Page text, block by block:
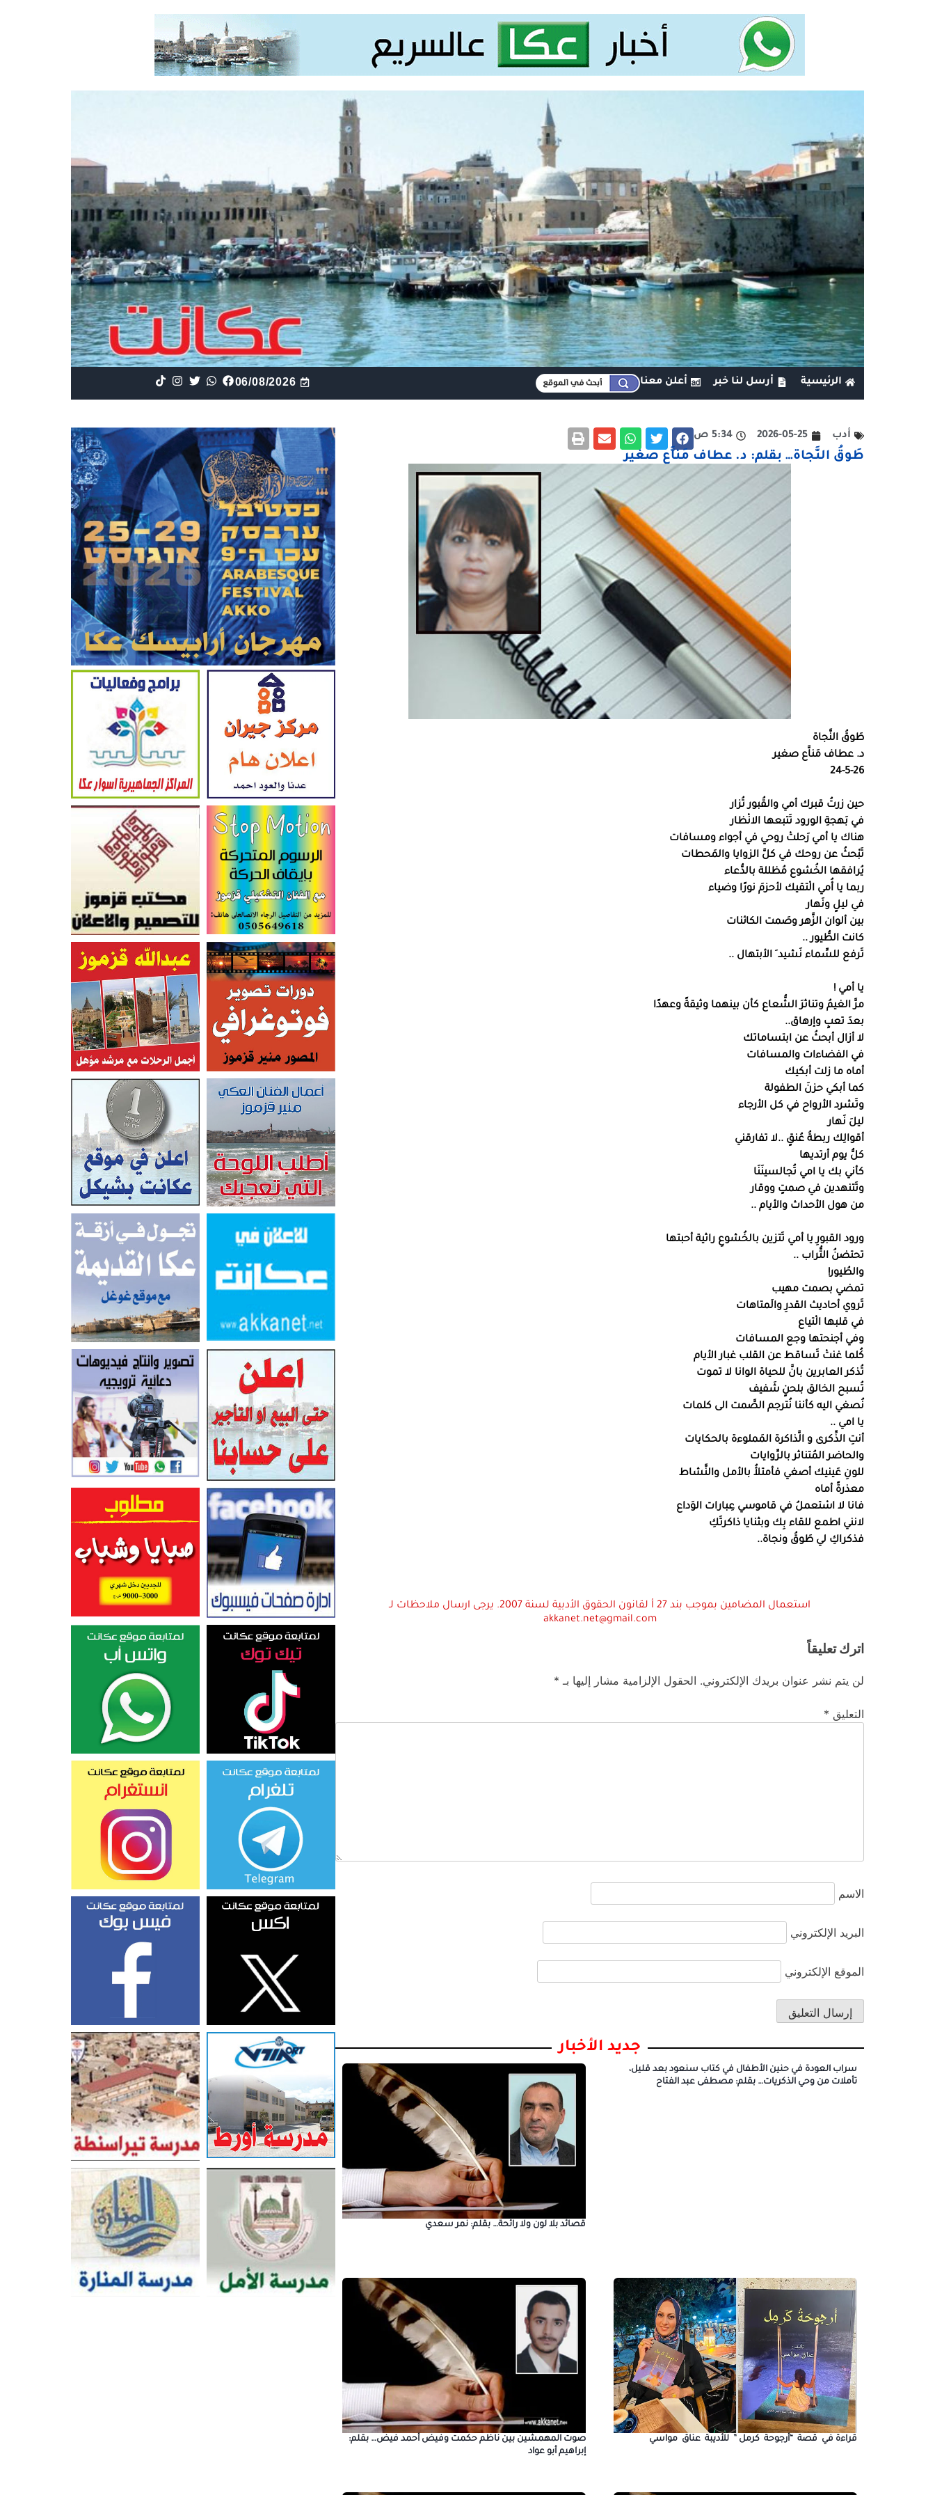
الرئيسية أرسل لنا خبر أعلن معنا 06/08/2026
أدب 2026-05-25 5:34 ص
طَوقُ النَّجاة… بقلم: د. عطاف مَناَّع صغير
طَوقُ النَّجاة
د. عطاف مَناَّع صغير
24-5-26
حين زرتُ قبرك أمي والقُبور تُزار
في بَهجةِ الورود تَتبعها الانْظار
هناك يا أمي رَحلتْ روحي في أجواء ومسافات
تَبْحثُ عن روحك في كلَّ الزوايا والمَحطات
يُرافقها الخُشوع مُظللة بالدُّعاء
ربما يا أُمي الْتقيك لأحزمَ نورًا وضياء
في ليلٍ ونَهار
بين ألوان الزَّهر وصَمت الكائنات
كانت الطُّيور ..
تَرفع للسِّماء نَشيد َ الأبتهال ..
يا أمي !
مرَّ الغيمُ وتناثرَ الشُّعاع كأن بينهما وثيقةً وعهدًا
بعدَ تعبٍ وإرهاق..
لا أزال أبحثُ عن ابتساماتك
في الفضاءات والمسافات
أماه ما زلت أبكيك
كما أبكي حزنَ الطفولة
وتَشرد الأرواح في كل الأرجاء
ليلَ نَهار
أقوالِك ربطةُ عُنقٍ ..لا تفارقني
كلُّ يوم أرتديها
كأني بك يا امي تُجالسينَنَا
وتَتنهدين في صمتٍ ووقار
من هول الأحداث والأيام ..
ورود القبورِ يا أمي تَتزين بالخُشوعِ راثية أحبتها
تحتضنُ التُّراب ..
والطُيور!
تمضي بصمت مهيب
تَروي أحاديث القدرِ والَمتاهات
في قلبها الْتياع
وفي أجنحتها وجع المسافات
كُلما غنتْ تَساقط عن القلب غبار الأيام
تُذكر العابرين بانَّ للحياة الوانا لا تموت
تُسبح الخالق بلحنٍ شَفيف
نُصغي اليه كأننا نُترجم الصَّمت الى كلمات
يا امي ..
أنتِ الذِّكرى و الَّذاكرة المَملوءة بالحكايات
والحاضر المُتناثر بالرِّوايات
للونِ عَينيك أصغي فأمتلأُ بالأمل والنَّشاط
معذرةً أماه
فانا لا اسْتعملُ في قاموسي عِبارات الوَداع
لانني اطمع للقاء بِك وبثنايا ذاكرتَكِ
فذكراكِ لي طَوقُ ونجاة..
استعمال المضامين بموجب بند 27 أ لقانون الحقوق الأدبية لسنة 2007. يرجى ارسال ملاحظات لـ
akkanet.net@gmail.com
اترك تعليقاً
لن يتم نشر عنوان بريدك الإلكتروني. الحقول الإلزامية مشار إليها بـ *
التعليق *
الاسم
البريد الإلكتروني
الموقع الإلكتروني
جديد الأخبار
سراب العودة في حنين الأطفال في كتاب سنعود بعد قليل،
تأملات من وحي الذكريات… بقلم: مصطفى عبد الفتاح
قصائد بلا لون ولا رائحة… بقلم: نمر سعدي
قراءة في قصة “أرجوحة كرمل ” للأديبة عناق مواسي
صوت المهمشين بين ناظم حكمت وفيض أحمد فيض… بقلم:
إبراهيم أبو عواد